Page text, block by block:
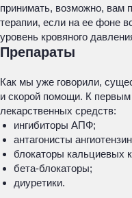
принимать, возможно, вам
терапии, если на ее фоне
уровень кровяного
Препараты
Как мы уже говорили,
и скорой помощи. К
лекарственных средств:
ингибиторы АПФ;
антагонисты
блокаторы кальциевых
бета-блокаторы;
диуретики.